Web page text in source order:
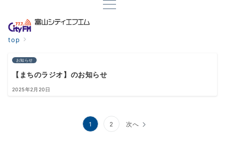
top
お知らせ
【まちのラジオ】のお知らせ
2025年2月20日
1 2 次へ